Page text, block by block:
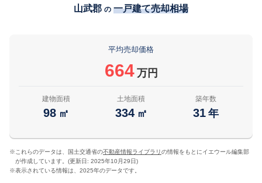
山武郡 の 一戸建て売却相場
平均売却価格
664 万円
建物面積
98 ㎡
土地面積
334 ㎡
築年数
31 年
※ これらのデータは、国土交通省の不動産情報ライブラリの情報をもとにイエウール編集部
が作成しています。(更新日: 2025年10月29日)
※表示されている情報は、2025年のデータです。